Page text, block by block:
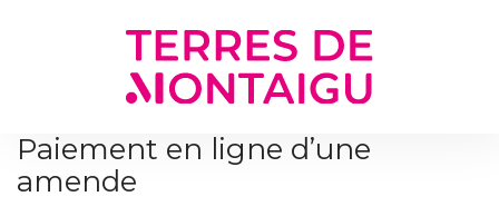
Paiement en ligne d’une
amende